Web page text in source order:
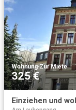
Wohnung·Zur Miete
325 €